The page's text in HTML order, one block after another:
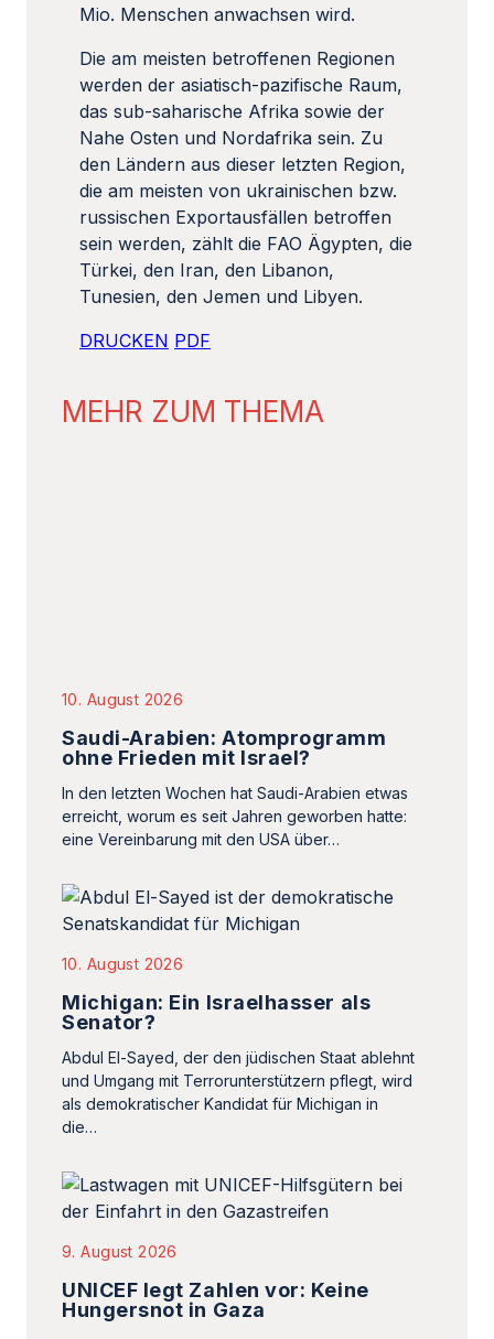
Mio. Menschen anwachsen wird.
Die am meisten betroffenen Regionen
werden der asiatisch-pazifische Raum,
das sub-saharische Afrika sowie der
Nahe Osten und Nordafrika sein. Zu
den Ländern aus dieser letzten Region,
die am meisten von ukrainischen bzw.
russischen Exportausfällen betroffen
sein werden, zählt die FAO Ägypten, die
Türkei, den Iran, den Libanon,
Tunesien, den Jemen und Libyen.
DRUCKEN PDF
MEHR ZUM THEMA
10. August 2026
Saudi-Arabien: Atomprogramm
ohne Frieden mit Israel?
In den letzten Wochen hat Saudi-Arabien etwas
erreicht, worum es seit Jahren geworben hatte:
eine Vereinbarung mit den USA über…
10. August 2026
Michigan: Ein Israelhasser als
Senator?
Abdul El-Sayed, der den jüdischen Staat ablehnt
und Umgang mit Terrorunterstützern pflegt, wird
als demokratischer Kandidat für Michigan in
die…
9. August 2026
UNICEF legt Zahlen vor: Keine
Hungersnot in Gaza